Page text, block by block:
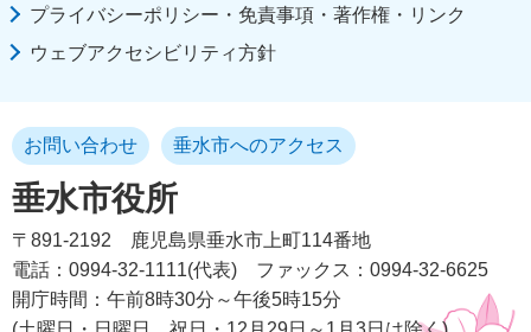
プライバシーポリシー・免責事項・著作権・リンク
ウェブアクセシビリティ方針
垂水市役所
お問い合わせ 垂水市へのアクセス
〒891-2192
鹿児島県垂水市上町114番地
電話：0994-32-1111(代表)
ファックス：0994-32-6625
開庁時間：午前8時30分～午後5時15分